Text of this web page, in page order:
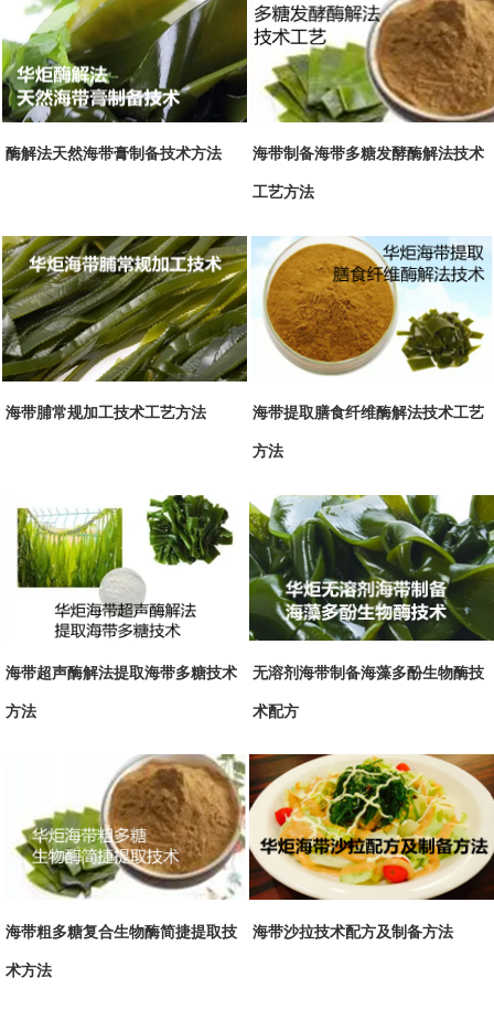
酶解法天然海带膏制备技术方法 海带制备海带多糖发酵酶解法技术
工艺方法
海带脯常规加工技术工艺方法 海带提取膳食纤维酶解法技术工艺
方法
海带超声酶解法提取海带多糖技术
方法
无溶剂海带制备海藻多酚生物酶技
术配方
海带粗多糖复合生物酶简捷提取技
术方法
海带沙拉技术配方及制备方法